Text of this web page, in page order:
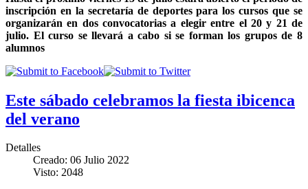
inscripción en la secretaría de deportes para los cursos que se
organizarán en dos convocatorias a elegir entre el 20 y 21 de
julio. El curso se llevará a cabo si se forman los grupos de 8
alumnos
Este sábado celebramos la fiesta ibicenca
del verano
Detalles
Creado: 06 Julio 2022
Visto: 2048